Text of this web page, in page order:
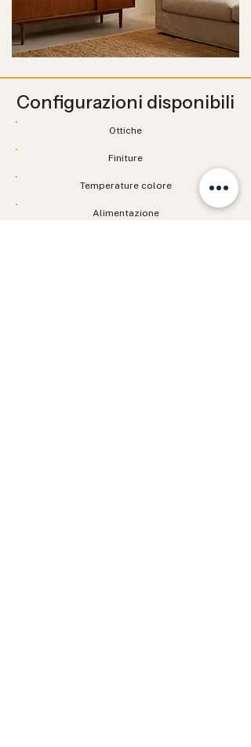
Configurazioni disponibili
Ottiche
Finiture
Temperature colore
Alimentazione